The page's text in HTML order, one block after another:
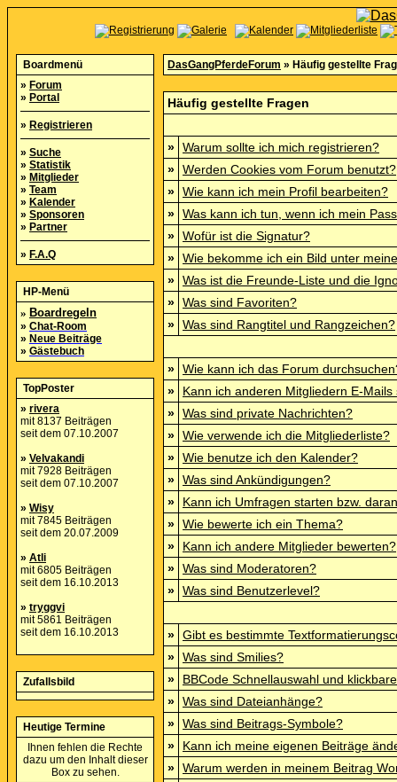
Boardmenü
» Forum
» Portal
» Registrieren
» Suche
» Statistik
» Mitglieder
» Team
» Kalender
» Sponsoren
» Partner
» F.A.Q
HP-Menü
» Boardregeln
» Chat-Room
» Neue Beiträge
» Gästebuch
TopPoster
» rivera
mit 8137 Beiträgen
seit dem 07.10.2007
» Velvakandi
mit 7928 Beiträgen
seit dem 07.10.2007
» Wisy
mit 7845 Beiträgen
seit dem 20.07.2009
» Atli
mit 6805 Beiträgen
seit dem 16.10.2013
» tryggvi
mit 5861 Beiträgen
seit dem 16.10.2013
Zufallsbild
Heutige Termine
Ihnen fehlen die Rechte
dazu um den Inhalt dieser
Box zu sehen.
DasGangPferdeForum » Häufig gestellte
Häufig gestellte Fragen
» Warum sollte ich mich registrieren?
» Werden Cookies vom Forum benutzt?
» Wie kann ich mein Profil bearbeiten?
» Was kann ich tun, wenn ich mein
» Wofür ist die Signatur?
» Wie bekomme ich ein Bild unter
» Was ist die Freunde-Liste und die
» Was sind Favoriten?
» Was sind Rangtitel und Rangzeichen?
» Wie kann ich das Forum
»
Kann ich anderen Mitgliedern E-Mails
» Was sind private Nachrichten?
» Wie verwende ich die Mitgliederliste?
» Wie benutze ich den Kalender?
» Was sind Ankündigungen?
»
Kann ich Umfragen starten bzw.
» Wie bewerte ich ein Thema?
»
Kann ich andere Mitglieder bewerten?
» Was sind Moderatoren?
» Was sind Benutzerlevel?
» Gibt es bestimmte
» Was sind Smilies?
»
BBCode Schnellauswahl und
» Was sind Dateianhänge?
» Was sind Beitrags-Symbole?
»
Kann ich meine eigenen Beiträge
» Warum werden in meinem Beitrag